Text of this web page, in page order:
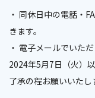
・ 同休日中の電話・
きます。
・ 電子メールでいた
2024年5月7日（火）
了承の程お願いいたし